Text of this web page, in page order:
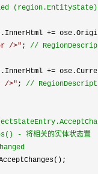
(region.EntityState)
+=
/>" ; //
+=
/>" ; //
- 将相关的实体状态置